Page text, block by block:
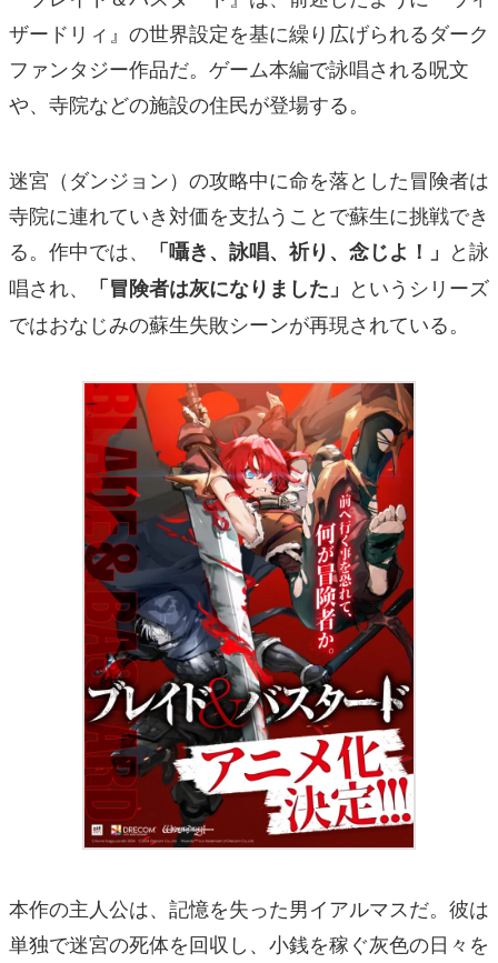
ザードリィ』の世界設定を基に繰り広げられるダーク
ファンタジー作品だ。ゲーム本編で詠唱される呪文
や、寺院などの施設の住民が登場する。
迷宮（ダンジョン）の攻略中に命を落とした冒険者は
寺院に連れていき対価を支払うことで蘇生に挑戦でき
る。作中では、
「囁き、詠唱、祈り、念じよ！」 と詠
唱され、
「冒険者は灰になりました」 というシリーズ
ではおなじみの蘇生失敗シーンが再現されている。
本作の主人公は、記憶を失った男イアルマスだ。彼は
単独で迷宮の死体を回収し、小銭を稼ぐ灰色の日々を